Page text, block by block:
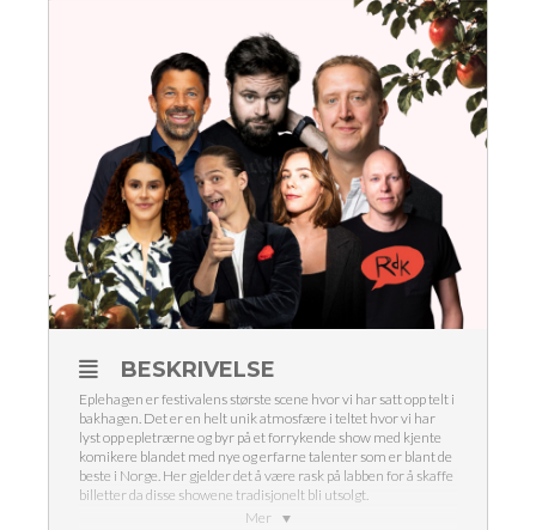
Mer
BESKRIVELSE
Eplehagen er festivalens største scene hvor vi har satt opp telt i
bakhagen. Det er en helt unik atmosfære i teltet hvor vi har
lyst opp epletrærne og byr på et forrykende show med kjente
komikere blandet med nye og erfarne talenter som er blant de
beste i Norge. Her gjelder det å være rask på labben for å skaffe
billetter da disse showene tradisjonelt bli utsolgt.